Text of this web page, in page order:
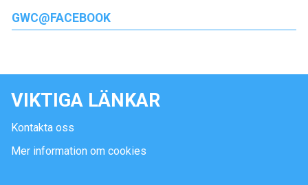
GWC@FACEBOOK
VIKTIGA LÄNKAR
Kontakta oss
Mer information om cookies